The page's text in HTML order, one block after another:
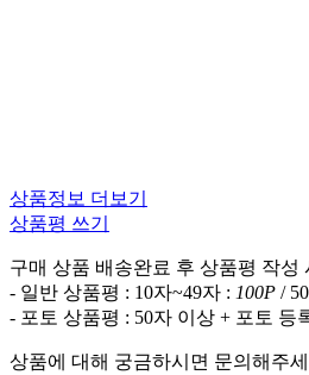
상품정보 더보기
상품평 쓰기
구매 상품 배송완료 후 상품평 작성
- 일반 상품평 : 10자~49자 : 100P /
- 포토 상품평 : 50자 이상 + 포토 등
상품에 대해 궁금하시면 문의해주